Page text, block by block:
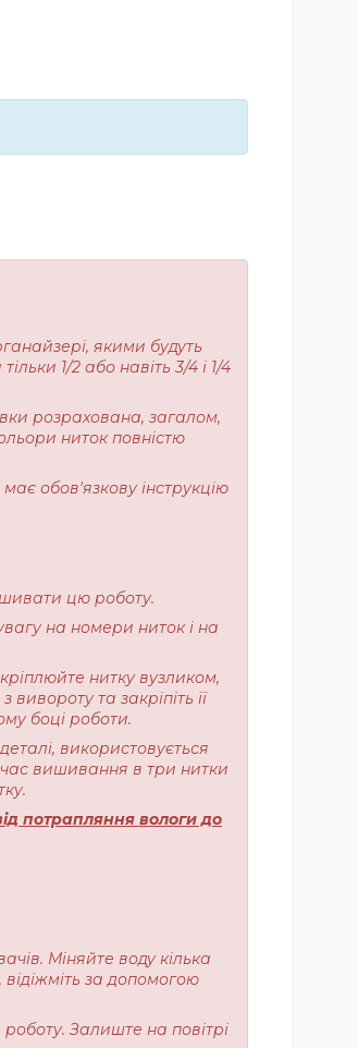
якими будуть
1/2 або навіть 3/4 і 1/4
розрахована, загалом,
ниток повністю
обов'язкову інструкцію
цю роботу.
на номери ниток і на
нитку вузликом,
та закріпіть її
боці роботи.
використовується
час вишивання в три нитки
потрапляння вологи до
Міняйте воду кілька
за допомогою
Залиште на повітрі